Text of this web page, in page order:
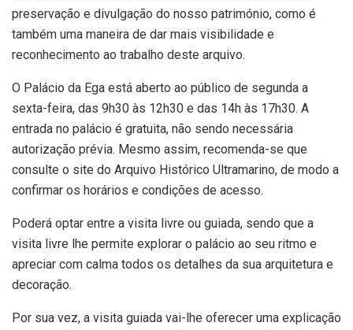
preservação e divulgação do nosso património, como é
também uma maneira de dar mais visibilidade e
reconhecimento ao trabalho deste arquivo.
O Palácio da Ega está aberto ao público de segunda a
sexta-feira, das 9h30 às 12h30 e das 14h às 17h30. A
entrada no palácio é gratuita, não sendo necessária
autorização prévia. Mesmo assim, recomenda-se que
consulte o site do Arquivo Histórico Ultramarino, de modo a
confirmar os horários e condições de acesso.
Poderá optar entre a visita livre ou guiada, sendo que a
visita livre lhe permite explorar o palácio ao seu ritmo e
apreciar com calma todos os detalhes da sua arquitetura e
decoração.
Por sua vez, a visita guiada vai-lhe oferecer uma explicação